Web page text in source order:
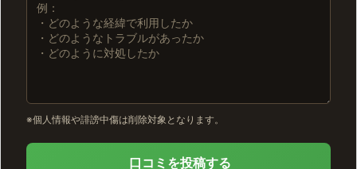
※個人情報や誹謗中傷は削除対象となります。
口コミを投稿する